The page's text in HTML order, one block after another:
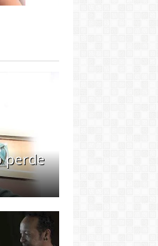
perde